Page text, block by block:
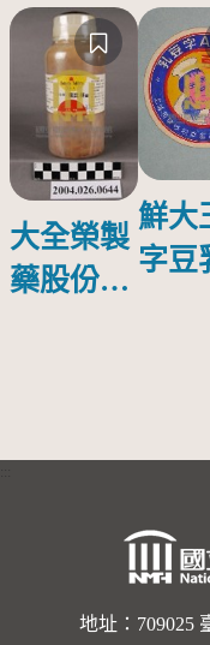
大全榮製
藥股份有
鮮大
字豆
地址：709025